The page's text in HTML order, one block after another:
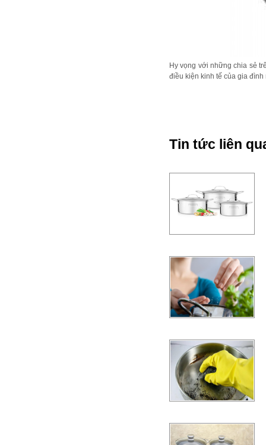
Hy vọng với những chia sẻ
điều kiện kinh tế của gia đình
Tin tức liên